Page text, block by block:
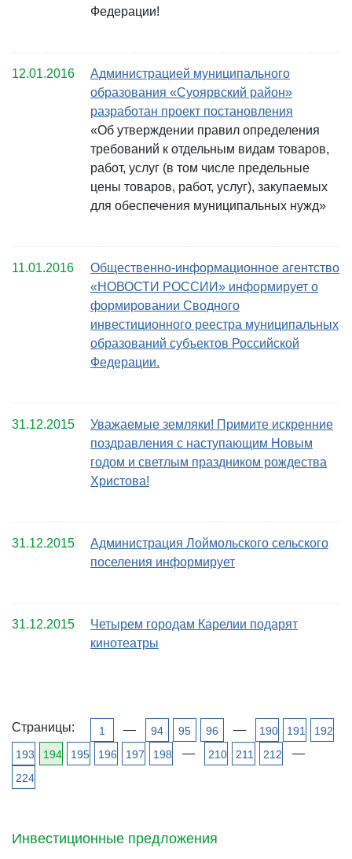
Инвестиционные предложения
Федерации!
12.01.2016
Администрацией муниципального
образования «Суоярвский район»
разработан проект постановления
«Об утверждении правил определения
требований к отдельным видам товаров,
работ, услуг (в том числе предельные
цены товаров, работ, услуг), закупаемых
для обеспечения муниципальных нужд»
11.01.2016
Общественно-информационное агентство
«НОВОСТИ РОССИИ» информирует о
формировании Сводного
инвестиционного реестра муниципальных
образований субъектов Российской
Федерации.
31.12.2015
Уважаемые земляки! Примите искренние
поздравления с наступающим Новым
годом и светлым праздником рождества
Христова!
31.12.2015
Администрация Лоймольского сельского
поселения информирует
31.12.2015
Четырем городам Карелии подарят
кинотеатры
Страницы: 1 — 94 95 96 — 190 191
192
193
194 195 196 197 198 — 210 211 212 —
224